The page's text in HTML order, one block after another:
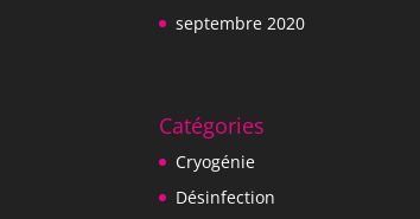
septembre 2020
Catégories
Cryogénie
Désinfection